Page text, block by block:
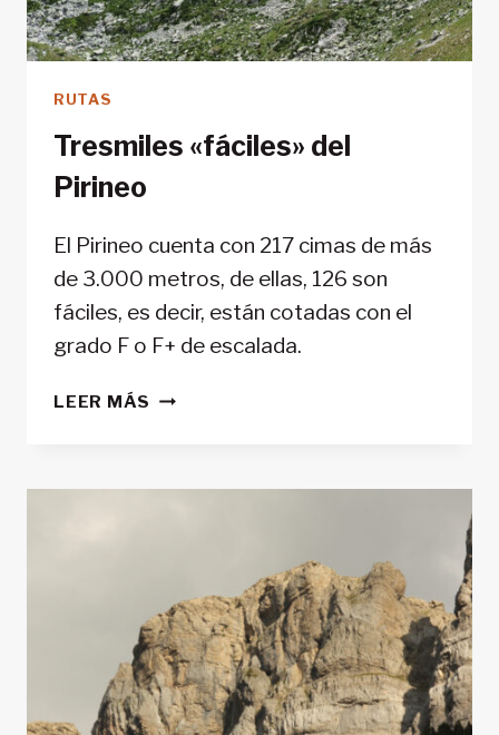
RUTAS
Tresmiles «fáciles» del
Pirineo
El Pirineo cuenta con 217 cimas de más
de 3.000 metros, de ellas, 126 son
fáciles, es decir, están cotadas con el
grado F o F+ de escalada.
LEER MÁS TRESMILES